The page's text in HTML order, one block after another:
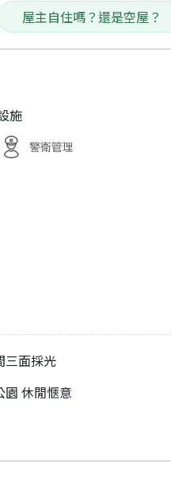
屋主自住嗎？還是空屋？
施
警衛管理
三面採光
園 休閒愜意